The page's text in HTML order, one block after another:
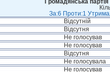
Громадянська
За:6 Проти:1
Відсутній
Відсутня
Не голосував
Не голосував
Відсутня
Не голосувала
Не голосував